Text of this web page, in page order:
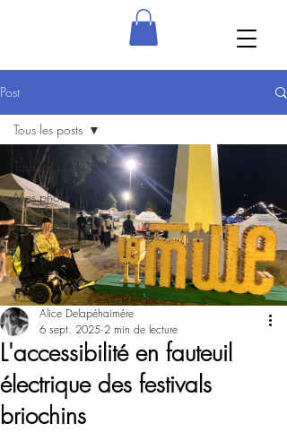
Post
Tous les posts
Mes photos
Mes vidéos
Mes articles
Tous les posts
L'accessibilité en fauteuil
électrique des festivals
briochins
Alice Delapéhaimére
6 sept. 2025 2 min de lecture